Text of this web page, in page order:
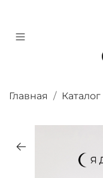
Главная Каталог